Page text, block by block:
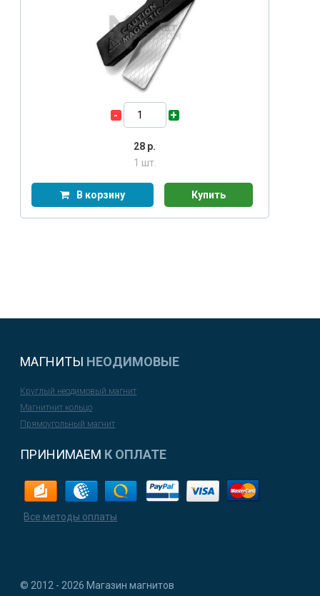
- +
28 р.
1 шт.
В корзину Купить
МАГНИТЫ НЕОДИМОВЫЕ
Круглый неодимовый магнит
Магнитнит кольцо
Прямоугольный магнит
ПРИНИМАЕМ К ОПЛАТЕ
Все методы оплаты
© 2012 - 2026 Магазин магнитов